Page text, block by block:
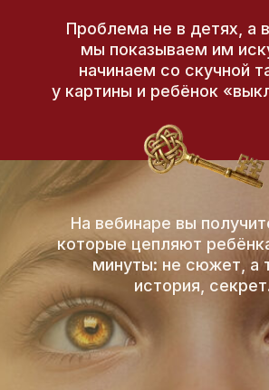
На вебинаре вы
которые цепляют
минуты: не сюжет, а
история,
Проблема не в детях, а
мы показываем им
начинаем со скучной
у картины и ребёнок